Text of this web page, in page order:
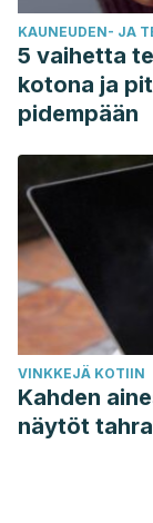
KAUNEUDEN- JA
5 vaihetta
kotona ja
pidempään
VINKKEJÄ KOTIIN
Kahden
näytöt